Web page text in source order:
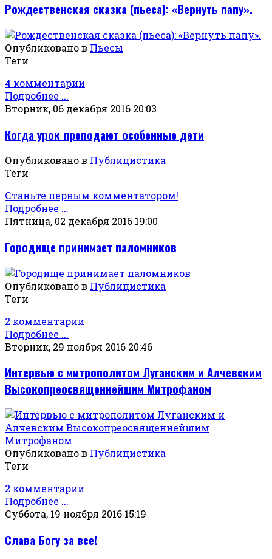
Рождественская сказка (пьеса): «Вернуть папу».
Опубликовано в Пьесы
Теги
4 комментарии
Подробнее ...
Вторник, 06 декабря 2016 20:03
Когда урок преподают особенные дети
Опубликовано в Публицистика
Теги
Станьте первым комментатором!
Подробнее ...
Пятница, 02 декабря 2016 19:00
Городище принимает паломников
Опубликовано в Публицистика
Теги
2 комментарии
Подробнее ...
Вторник, 29 ноября 2016 20:46
Интервью с митрополитом Луганским и Алчевским
Высокопреосвященнейшим Митрофаном
Опубликовано в Публицистика
Теги
2 комментарии
Подробнее ...
Суббота, 19 ноября 2016 15:19
Слава Богу за все!